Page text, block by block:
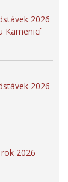
2026
Kamenicí
2026
2026